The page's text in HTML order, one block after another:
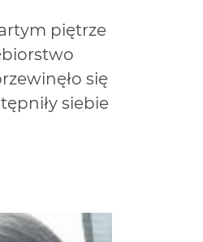
piętrze
się
siebie